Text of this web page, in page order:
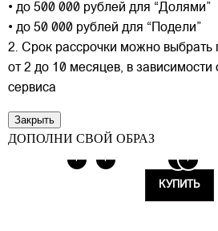
• до 500 000 рублей для “Долями”
• до 50 000 рублей для “Подели”
2. Срок рассрочки можно выбрать
от 2 до 10 месяцев, в зависимости
сервиса
Закрыть
ДОПОЛНИ СВОЙ ОБРАЗ
+
+ +
+
КУПИТЬ